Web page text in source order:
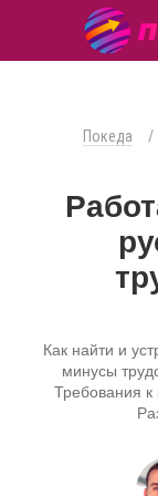
Покеда /
Как найти и
минусы
Требования